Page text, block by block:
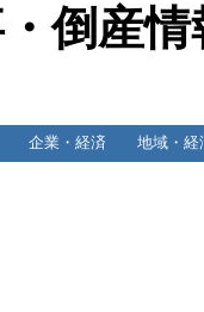
倒産
企業・経済 地域・経